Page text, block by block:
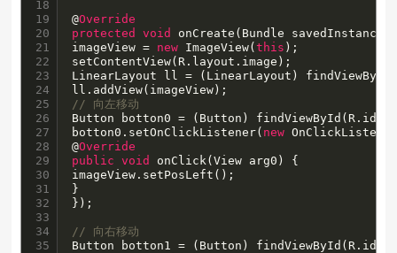
18
19
20
21
22
23
24
25
26
27
28
29
30
31
32
33
34
35
@Override
protected
void
onCreate(Bundle
imageView = new ImageView(this );
setContentView(R.layout.image);
LinearLayout ll = (LinearLayout)
// 向左移动
Button botton0 = (Button)
botton0.setOnClickListener( new
@Override
public
void
onClick(View arg0) {
imageView.setPosLeft();
}
});
// 向右移动
Button botton1 = (Button)